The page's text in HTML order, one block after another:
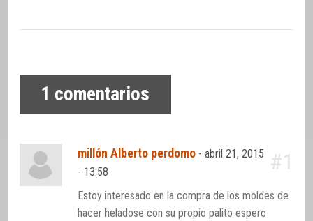
1 comentarios
millón Alberto perdomo -abril 21, 2015
- 13:58
#1
Estoy interesado en la compra de los moldes de
hacer heladose con su propio palito espero